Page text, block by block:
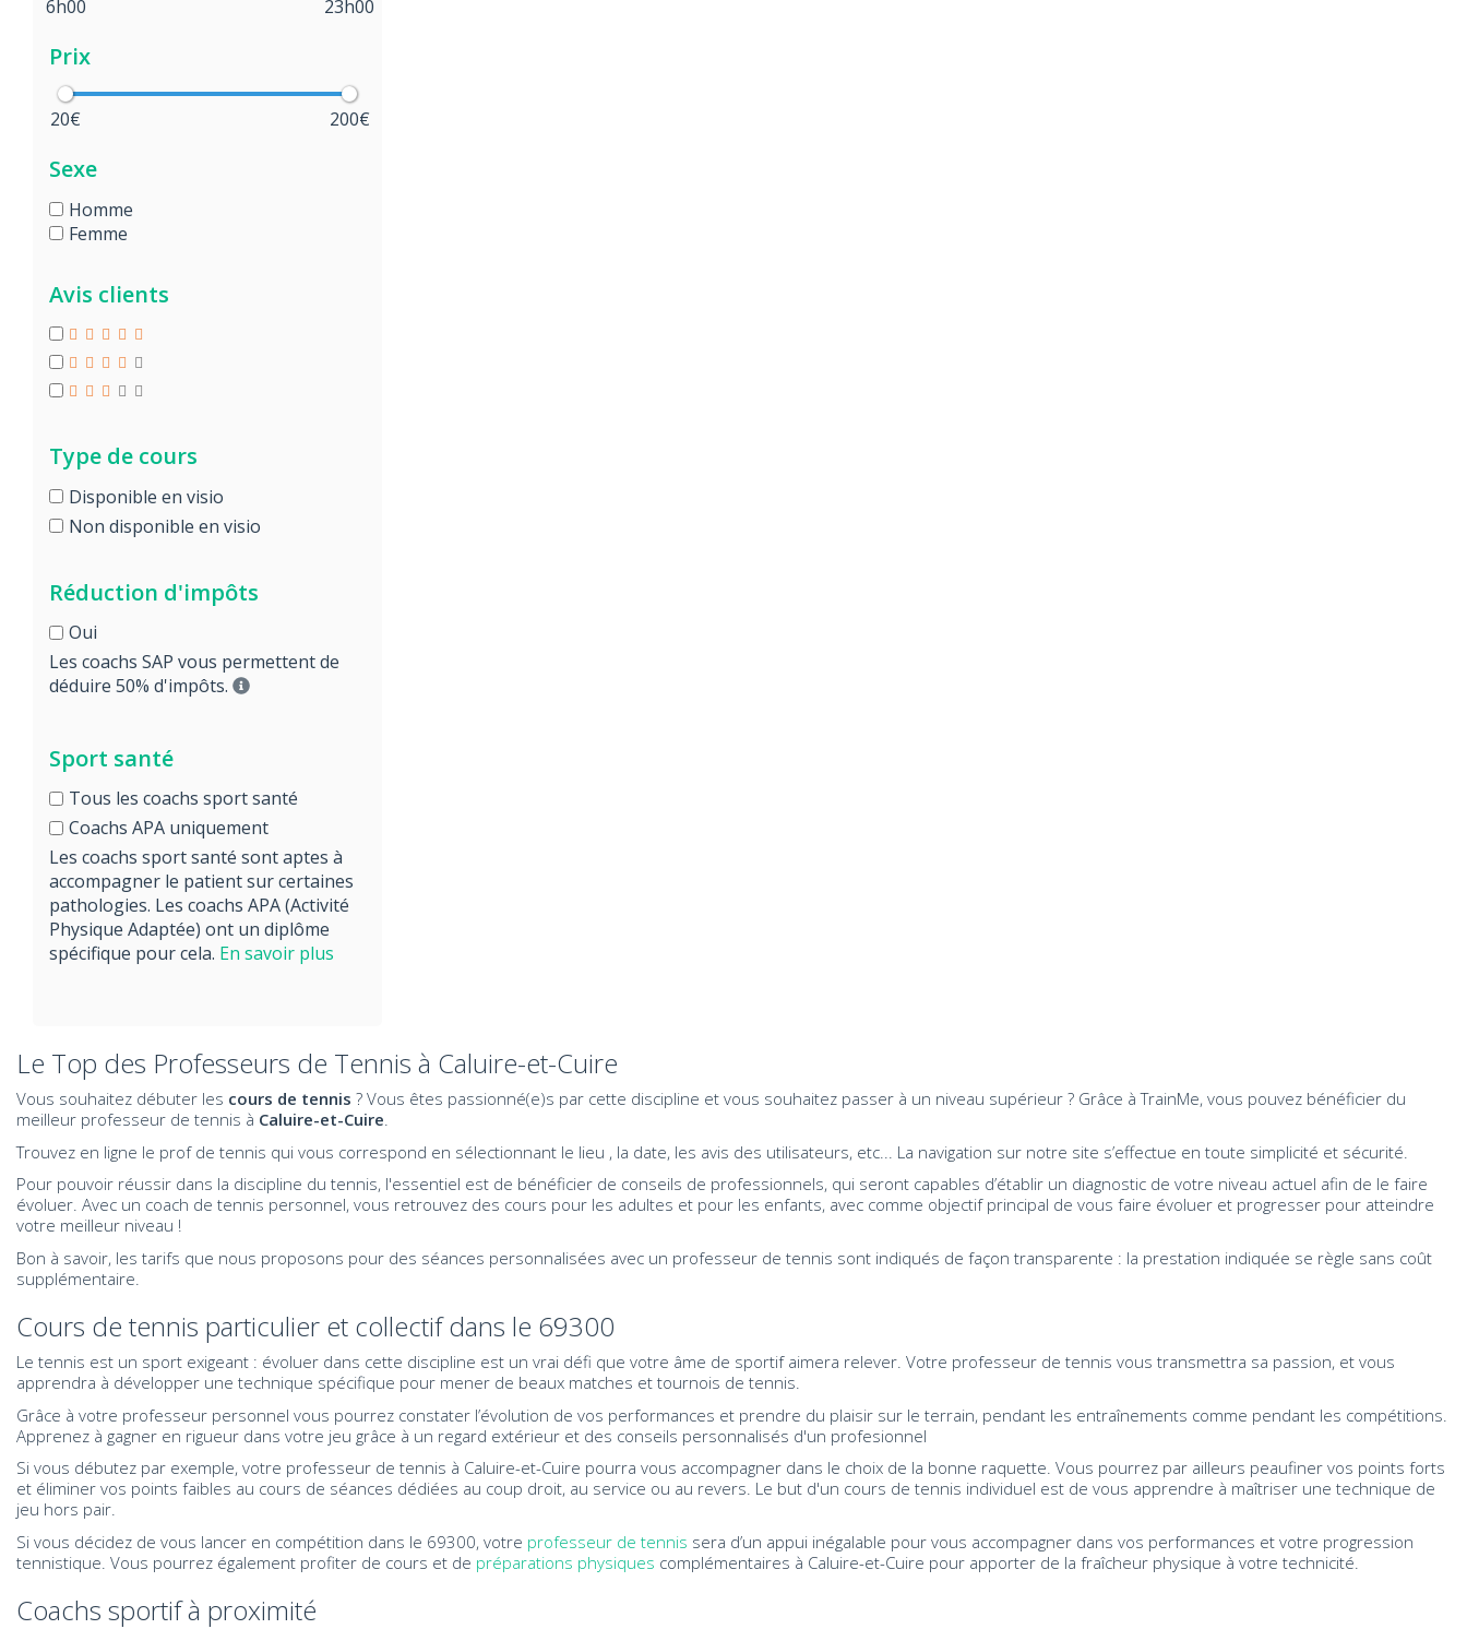
6h00 23h00
Prix
20€ 200€
Sexe
Homme
Femme
Avis clients
Type de cours
Disponible en visio
Non disponible en visio
Réduction d'impôts
Oui
Les coachs SAP vous permettent de
déduire 50% d'impôts.
Sport santé
Tous les coachs sport santé
Coachs APA uniquement
Les coachs sport santé sont aptes à
accompagner le patient sur certaines
pathologies. Les coachs APA (Activité
Physique Adaptée) ont un diplôme
spécifique pour cela. En savoir plus
Le Top des Professeurs de Tennis à Caluire-et-Cuire
Vous souhaitez débuter les cours de tennis ? Vous êtes passionné(e)s par cette discipline et vous souhaitez passer à un niveau supérieur ? Grâce à TrainMe, vous pouvez bénéficier du
meilleur professeur de tennis à Caluire-et-Cuire.
Trouvez en ligne le prof de tennis qui vous correspond en sélectionnant le lieu , la date, les avis des utilisateurs, etc... La navigation sur notre site s’effectue en toute simplicité et sécurité.
Pour pouvoir réussir dans la discipline du tennis, l'essentiel est de bénéficier de conseils de professionnels, qui seront capables d’établir un diagnostic de votre niveau actuel afin de le faire
évoluer. Avec un coach de tennis personnel, vous retrouvez des cours pour les adultes et pour les enfants, avec comme objectif principal de vous faire évoluer et progresser pour atteindre
votre meilleur niveau !
Bon à savoir, les tarifs que nous proposons pour des séances personnalisées avec un professeur de tennis sont indiqués de façon transparente : la prestation indiquée se règle sans coût
supplémentaire.
Cours de tennis particulier et collectif dans le 69300
Le tennis est un sport exigeant : évoluer dans cette discipline est un vrai défi que votre âme de sportif aimera relever. Votre professeur de tennis vous transmettra sa passion, et vous
apprendra à développer une technique spécifique pour mener de beaux matches et tournois de tennis.
Grâce à votre professeur personnel vous pourrez constater l’évolution de vos performances et prendre du plaisir sur le terrain, pendant les entraînements comme pendant les compétitions.
Apprenez à gagner en rigueur dans votre jeu grâce à un regard extérieur et des conseils personnalisés d'un profesionnel
Si vous débutez par exemple, votre professeur de tennis à Caluire-et-Cuire pourra vous accompagner dans le choix de la bonne raquette. Vous pourrez par ailleurs peaufiner vos points forts
et éliminer vos points faibles au cours de séances dédiées au coup droit, au service ou au revers. Le but d'un cours de tennis individuel est de vous apprendre à maîtriser une technique de
jeu hors pair.
Si vous décidez de vous lancer en compétition dans le 69300, votre professeur de tennis sera d’un appui inégalable pour vous accompagner dans vos performances et votre progression
tennistique. Vous pourrez également profiter de cours et de préparations physiques complémentaires à Caluire-et-Cuire pour apporter de la fraîcheur physique à votre technicité.
Coachs sportif à proximité